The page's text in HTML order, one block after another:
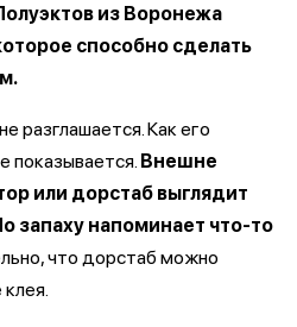
из Воронежа
способно сделать
разглашается. Как его
показывается. Внешне
или дорстаб выглядит
запаху напоминает что-то
что дорстаб можно